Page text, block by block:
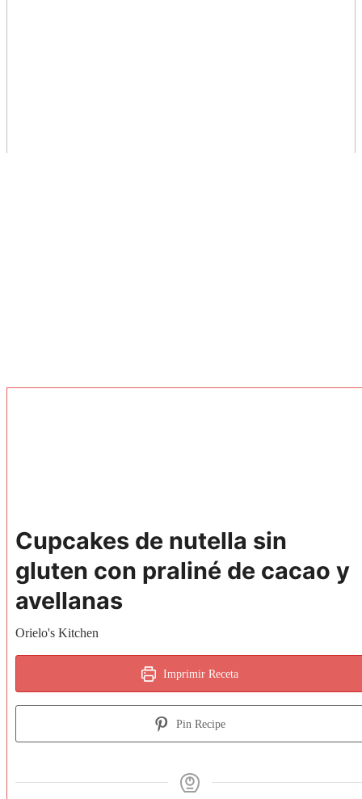
Cupcakes de nutella sin
gluten con praliné de cacao y
avellanas
Orielo's Kitchen
Imprimir Receta
Pin Recipe